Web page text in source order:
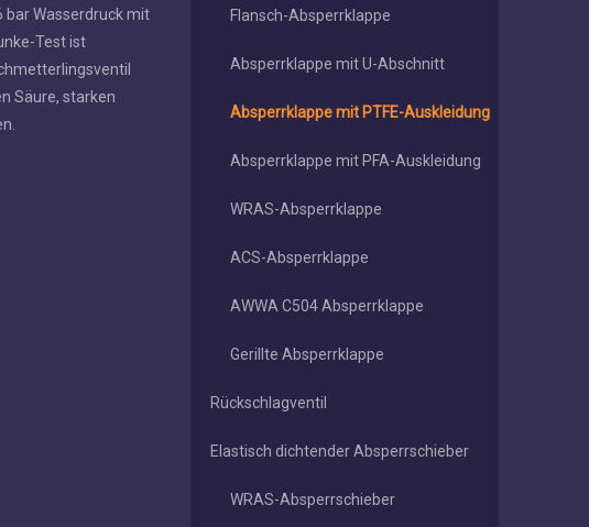
bar Wasserdruck mit
Test ist
Säure, starken
Flansch-Absperrklappe
Absperrklappe mit U-Abschnitt
Absperrklappe mit PTFE-Auskleidung
Absperrklappe mit PFA-Auskleidung
WRAS-Absperrklappe
ACS-Absperrklappe
AWWA C504 Absperrklappe
Gerillte Absperrklappe
Rückschlagventil
Elastisch dichtender Absperrschieber
WRAS-Absperrschieber